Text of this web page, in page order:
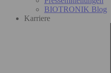
BIOTRONIK Blog
Karriere